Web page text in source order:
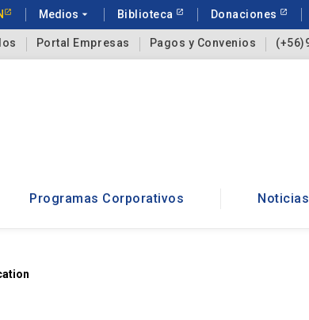
Medios arrow_drop_down Biblioteca Donaciones
Portal Empresas Pagos y Convenios
Programas Corporativos Noticias